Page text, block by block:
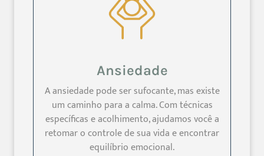
Ansiedade
A ansiedade pode ser sufocante, mas existe
um caminho para a calma. Com técnicas
específicas e acolhimento, ajudamos você a
retomar o controle de sua vida e encontrar
equilíbrio emocional.